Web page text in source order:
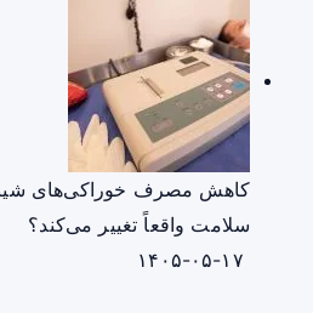
کاهش مصرف خوراکی‌های
سلامت واقعاً تغییر می‌کند؟